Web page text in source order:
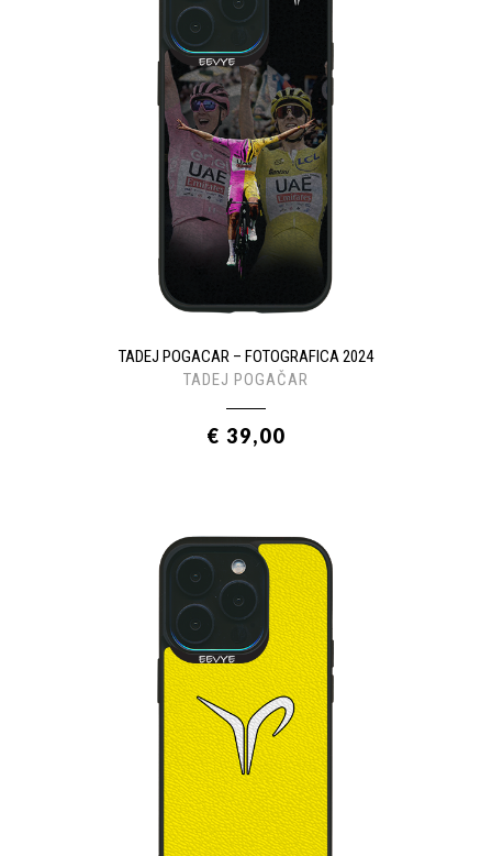
TADEJ POGACAR – FOTOGRAFICA 2024
TADEJ POGAČAR
€ 39,00